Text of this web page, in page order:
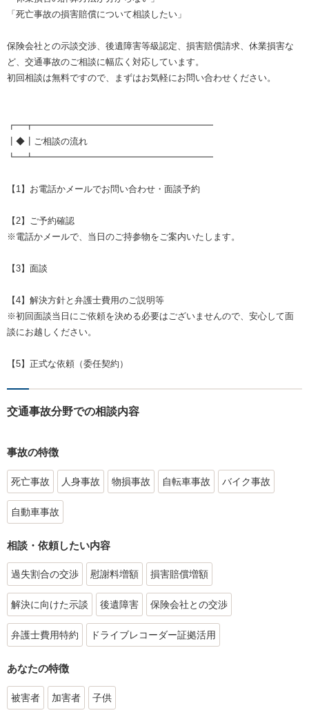
「死亡事故の損害賠償について相談したい」
保険会社との示談交渉、後遺障害等級認定、損害賠償請求、休業損害な
ど、交通事故のご相談に幅広く対応しています。
初回相談は無料ですので、まずはお気軽にお問い合わせください。
┏━┳━━━━━━━━━━━━━━━━━━━━
┃◆┃ご相談の流れ
┗━┻━━━━━━━━━━━━━━━━━━━━
【1】お電話かメールでお問い合わせ・面談予約
【2】ご予約確認
※電話かメールで、当日のご持参物をご案内いたします。
【3】面談
【4】解決方針と弁護士費用のご説明等
※初回面談当日にご依頼を決める必要はございませんので、安心して面
談にお越しください。
【5】正式な依頼（委任契約）
交通事故分野での相談内容
事故の特徴
死亡事故 人身事故 物損事故 自転車事故 バイク事故
自動車事故
相談・依頼したい内容
過失割合の交渉 慰謝料増額 損害賠償増額
解決に向けた示談 後遺障害 保険会社との交渉
弁護士費用特約 ドライブレコーダー証拠活用
あなたの特徴
被害者 加害者 子供